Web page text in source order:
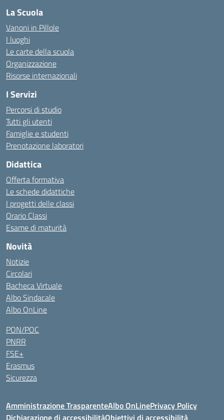
La Scuola
Vanoni in Pillole
I luoghi
Le carte della scuola
Organizzazione
Risorse internazionali
I Servizi
Percorsi di studio
Tutti gli utenti
Famiglie e studenti
Prenotazione laboratori
Didattica
Offerta formativa
Le schede didattiche
I progetti delle classi
Orario Classi
Esame di maturità
Novità
Notizie
Circolari
Bacheca Virtuale
Albo Sindacale
Albo OnLine
PON/POC
PNRR
FSE+
Erasmus
Sicurezza
Amministrazione TrasparenteAlbo OnLinePrivacy Policy
Dichiarazione di accessibilitàObiettivi di accessibilità